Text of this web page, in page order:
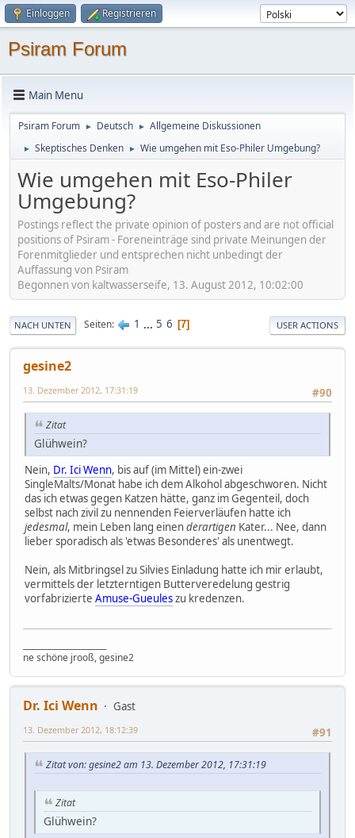
Einloggen Registrieren
Psiram Forum
Main Menu
Psiram Forum ► Deutsch ► Allgemeine Diskussionen
► Skeptisches Denken ► Wie umgehen mit Eso-Philer Umgebung?
Wie umgehen mit Eso-Philer
Umgebung?
Postings reflect the private opinion of posters and are not official
positions of Psiram - Foreneinträge sind private Meinungen der
Forenmitglieder und entsprechen nicht unbedingt der
Auffassung von Psiram
Begonnen von kaltwasserseife, 13. August 2012, 10:02:00
NACH UNTEN Seiten 1 ... 5 6 7 USER ACTIONS
gesine2
#90
13. Dezember 2012, 17:31:19
Zitat
Glühwein?
Nein, Dr. Ici Wenn, bis auf (im Mittel) ein-zwei
SingleMalts/Monat habe ich dem Alkohol abgeschworen. Nicht
das ich etwas gegen Katzen hätte, ganz im Gegenteil, doch
selbst nach zivil zu nennenden Feierverläufen hatte ich
jedesmal, mein Leben lang einenderartigen Kater... Nee, dann
lieber sporadisch als 'etwas Besonderes' als unentwegt.
Nein, als Mitbringsel zu Silvies Einladung hatte ich mir erlaubt,
vermittels der letzterntigen Butterveredelung gestrig
vorfabrizierte Amuse-Gueuleszu kredenzen.
ne schöne jrooß, gesine2
Dr. Ici Wenn
Gast
#91
13. Dezember 2012, 18:12:39
Zitat von: gesine2 am 13. Dezember 2012, 17:31:19
Zitat
Glühwein?